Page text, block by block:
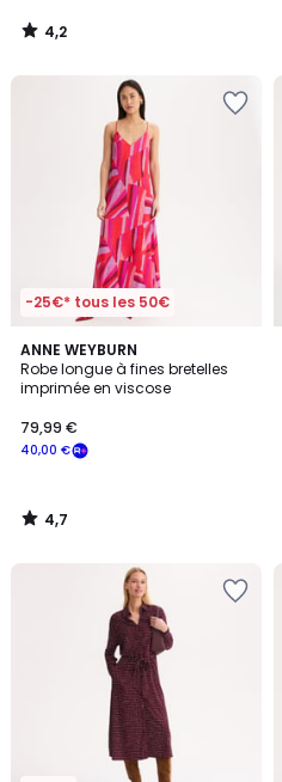
4,2
/
-25€* tous les 50€
ANNE WEYBURN
Robe longue à fines bretelles
imprimée en viscose
40,00 €
79,99 €
4,7
/ 5
4,7
/